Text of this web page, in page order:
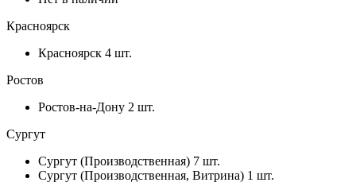
Красноярск
Красноярск 4 шт.
Ростов
Ростов-на-Дону 2 шт.
Сургут
Сургут (Производственная) 7 шт.
Сургут (Производственная, Витрина) 1 шт.